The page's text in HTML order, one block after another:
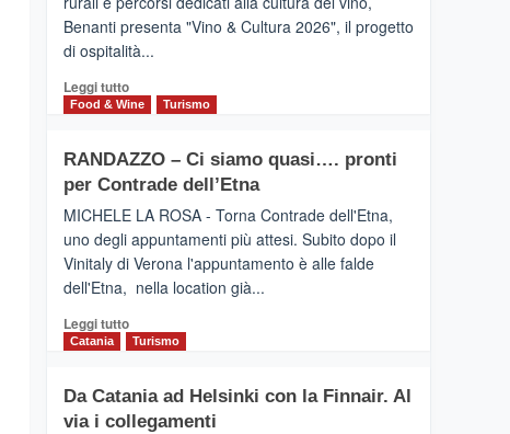
classifica
siciliana
UN
HOTEL
FOUR
PRESENTA
IL
SUMMER
BOOK
CLUB
Benanti presenta "Vino & Cultura 2026", il progetto
di ospitalità...
Leggi tuttoLeggi
di
VIAGRANDE
(Ct)
–
presenta
“Vino
&
2026”.
Le
dell’enoturismo
sull’Etna
Food & Wine Turismo
RANDAZZO – Ci siamo quasi…. pronti
per Contrade dell’Etna
MICHELE LA ROSA - Torna Contrade dell'Etna,
uno degli appuntamenti più attesi. Subito dopo il
Vinitaly di Verona l'appuntamento è alle falde
dell'Etna, nella location già...
Leggi tuttoLeggi
di
RANDAZZO
–
Catania Turismo
Da Catania ad Helsinki con la Finnair. Al
via i collegamenti